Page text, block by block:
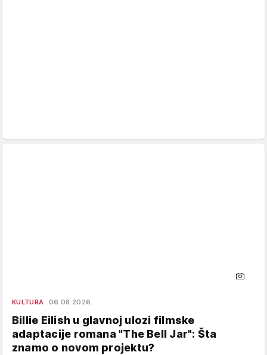
KULTURA 06.08.2026.
Billie Eilish u glavnoj ulozi filmske
adaptacije romana "The Bell Jar": Šta
znamo o novom projektu?